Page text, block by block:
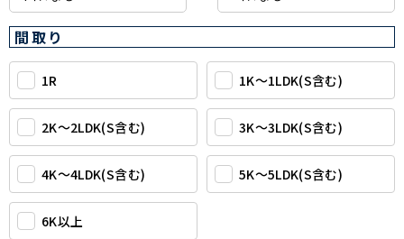
間取り
1R 1K〜1LDK(S含む)
2K〜2LDK(S含む) 3K〜3LDK(S含む)
4K〜4LDK(S含む) 5K〜5LDK(S含む)
6K以上